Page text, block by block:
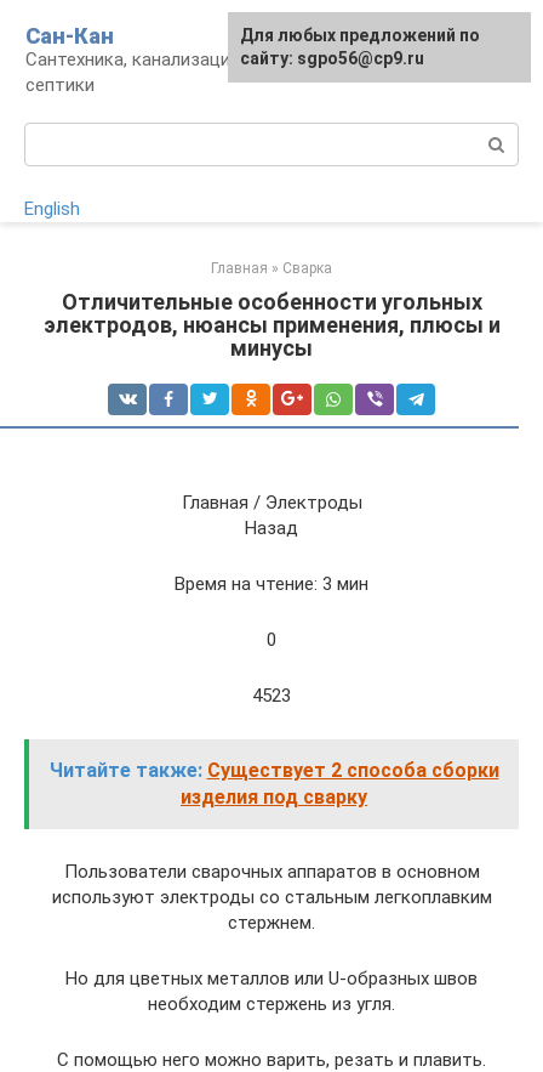
контенту
Сан-Кан
Сантехника, канализация, водопровод,
септики
English
Главная » Сварка
Отличительные особенности угольных
электродов, нюансы применения, плюсы и
минусы
Главная / Электроды
Назад
Время на чтение: 3 мин
0
4523
Читайте также: Существует 2 способа сборки
изделия под сварку
Пользователи сварочных аппаратов в основном
используют электроды со стальным легкоплавким
стержнем.
Но для цветных металлов или U-образных швов
необходим стержень из угля.
С помощью него можно варить, резать и плавить.
Для любых предложений по
сайту: sgpo56@cp9.ru